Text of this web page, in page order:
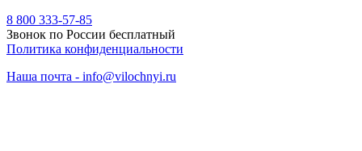
8 800 333-57-85
Звонок по России бесплатный
Политика конфиденциальности
Наша почта - info@vilochnyi.ru